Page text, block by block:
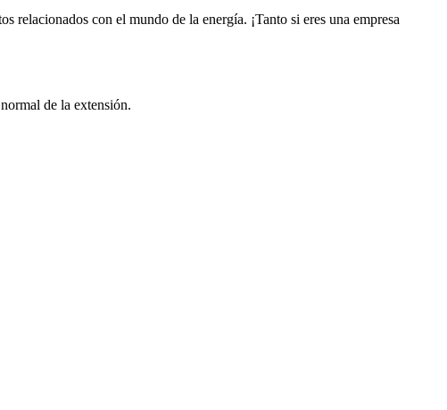
relacionados con el mundo de la energía. ¡Tanto si eres una empresa
de la extensión.